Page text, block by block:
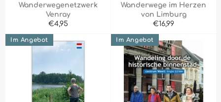
Wanderwegenetzwerk
Venray
Normaler
Preis
€4,95
Wanderwege im Herzen
von Limburg
Normaler
Preis
€16,99
Im Angebot Im Angebot